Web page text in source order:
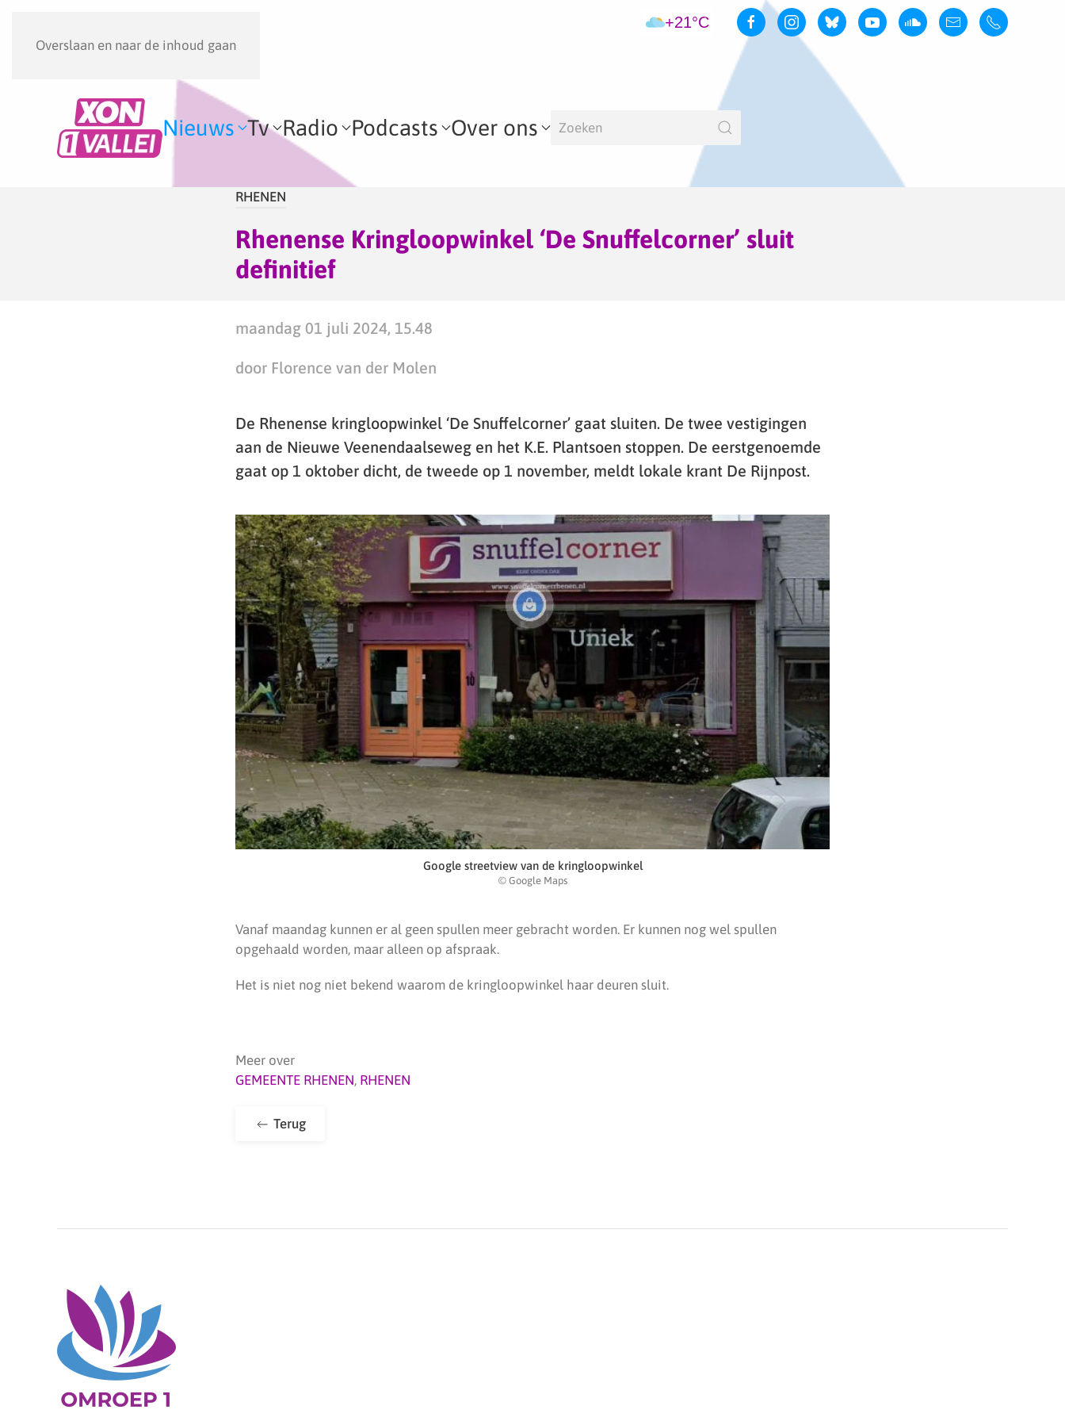
Overslaan en naar de inhoud gaan
+21°C
Nieuws Tv Radio Podcasts Over ons
RHENEN
Rhenense Kringloopwinkel ‘De Snuffelcorner’ sluit
definitief
maandag 01 juli 2024, 15.48
door Florence van der Molen
De Rhenense kringloopwinkel ‘De Snuffelcorner’ gaat sluiten. De twee vestigingen
aan de Nieuwe Veenendaalseweg en het K.E. Plantsoen stoppen. De eerstgenoemde
gaat op 1 oktober dicht, de tweede op 1 november, meldt lokale krant De Rijnpost.
Google streetview van de kringloopwinkel
© Google Maps
Vanaf maandag kunnen er al geen spullen meer gebracht worden. Er kunnen nog wel spullen
opgehaald worden, maar alleen op afspraak.
Het is niet nog niet bekend waarom de kringloopwinkel haar deuren sluit.
Meer over
GEMEENTE RHENEN, RHENEN
Terug